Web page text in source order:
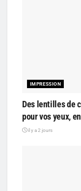
IMPRESSION
Des lentilles de
pour vos yeux,
il y a 2 jours